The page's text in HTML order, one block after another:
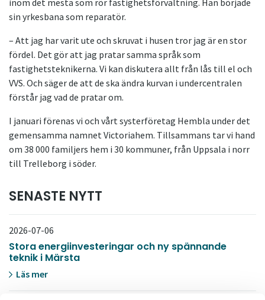
inom det mesta som rör fastighetsförvaltning. Han började
sin yrkesbana som reparatör.
– Att jag har varit ute och skruvat i husen tror jag är en stor
fördel. Det gör att jag pratar samma språk som
fastighetsteknikerna. Vi kan diskutera allt från lås till el och
VVS. Och säger de att de ska ändra kurvan i undercentralen
förstår jag vad de pratar om.
I januari förenas vi och vårt systerföretag Hembla under det
gemensamma namnet Victoriahem. Tillsammans tar vi hand
om 38 000 familjers hem i 30 kommuner, från Uppsala i norr
till Trelleborg i söder.
SENASTE NYTT
2026-07-06
Stora energiinvesteringar och ny spännande
teknik i Märsta
Läs mer